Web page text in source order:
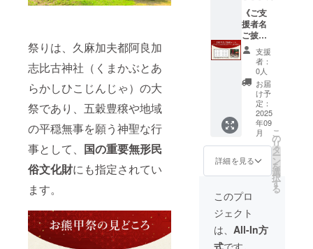
祭りは、久麻加夫都阿良加
志比古神社（くまかぶとあ
らかしひこじんじゃ）の大
祭であり、五穀豊穣や地域
の平穏無事を願う神聖な行
事として、 国の重要無形民
俗文化財にも指定されてい
ます。
前を備
考欄に
ご入力
くださ
い
（ニッ
クネー
可）。
載期
間】9月
20日の
お祭り
で掲げ
たあ
と、翌
年のお
祭りま
で中島
町お熊
甲祭神
社・社
務所に
展示致
します
（2026
年９月
まで）
※ご希望
のお名
《ご支
援者名
ご披露
コー
ス》万
博披露
時、9月
の祭り
で掲げ
るボー
ドにお
名前掲
載&宮司
さんと
お食事
と祭り
へのご
案内
【お名
前の掲
載サイ
支援
者：
0人
お届
け予
定：
2025
年09
月
詳細を見る
こ
の
リ
タ
ー
ン
を
選
択
す
る
このプロ
ジェクト
は、 All-In方
式です。